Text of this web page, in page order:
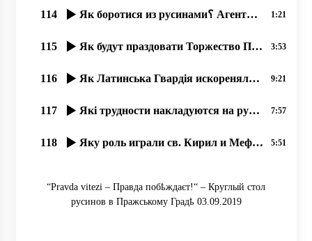
114 Як боротися из русинами؟ Агенты-антирусины рҍшили возглавити наше движение! – Прот. Димитрій Сидор 1:21
115 Як будут праздовати Торжество Православія в Ужгородҍ؟ 3:53
116 Як Латинська Гвардія искореняла в славян Кирилицю. 9:21
117 Які трудности накладуются на русинôв в час Великого Поста؟ 7:57
118 Яку роль играли св. Кирил и Мефодій в созданіи кирилиці؟ 5:51
“Pravda vitezі – Правда побҍждаєт!“ – Круглый стол
русинов в Пражському Градҍ 03.09.2019